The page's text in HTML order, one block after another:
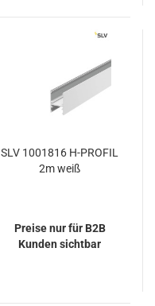
SLV 1001816 H-PROFIL
2m weiß
Preise nur für B2B
Kunden sichtbar